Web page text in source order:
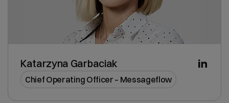
Katarzyna Garbaciak
Chief Operating Officer – Messageflow